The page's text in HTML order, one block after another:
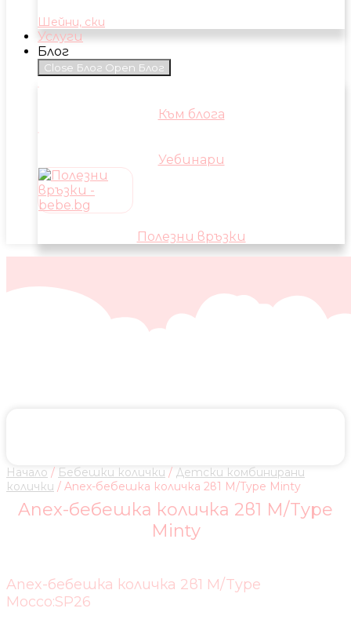
Шейни, ски
Услуги
Блог
Close Блог Open Блог
Към блога
Уебинари
Полезни връзки
Начало / Бебешки колички / Детски комбинирани
колички / Anex-бебешка количка 2в1 M/Type Minty
Anex-бебешка количка 2в1 M/Type
Minty
Anex-бебешка количка 2в1 M/Type
Mocco:SP26